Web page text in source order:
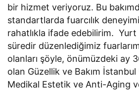
bir hizmet veriyoruz. Bu
standartlarda fuarcılık
rahatlıkla ifade edebilirim. Yurt
süredir düzenlediğimiz
olanları şöyle, önümüzdeki ay
olan Güzellik ve Bakım İstanbul
Medikal Estetik ve Anti-Aging